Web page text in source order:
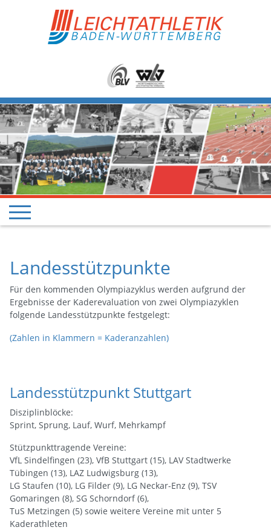
Landesstützpunkte
Für den kommenden Olympiazyklus werden aufgrund der
Ergebnisse der Kaderevaluation von zwei Olympiazyklen
folgende Landesstützpunkte festgelegt:
(Zahlen in Klammern = Kaderanzahlen)
Landesstützpunkt Stuttgart
Disziplinblöcke:
Sprint, Sprung, Lauf, Wurf, Mehrkampf
Stützpunkttragende Vereine:
VfL Sindelfingen (23), VfB Stuttgart (15), LAV Stadtwerke
Tübingen (13), LAZ Ludwigsburg (13),
LG Staufen (10), LG Filder (9), LG Neckar-Enz (9), TSV
Gomaringen (8), SG Schorndorf (6),
TuS Metzingen (5) sowie weitere Vereine mit unter 5
Kaderathleten